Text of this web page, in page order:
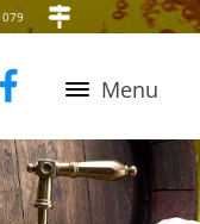
Menu